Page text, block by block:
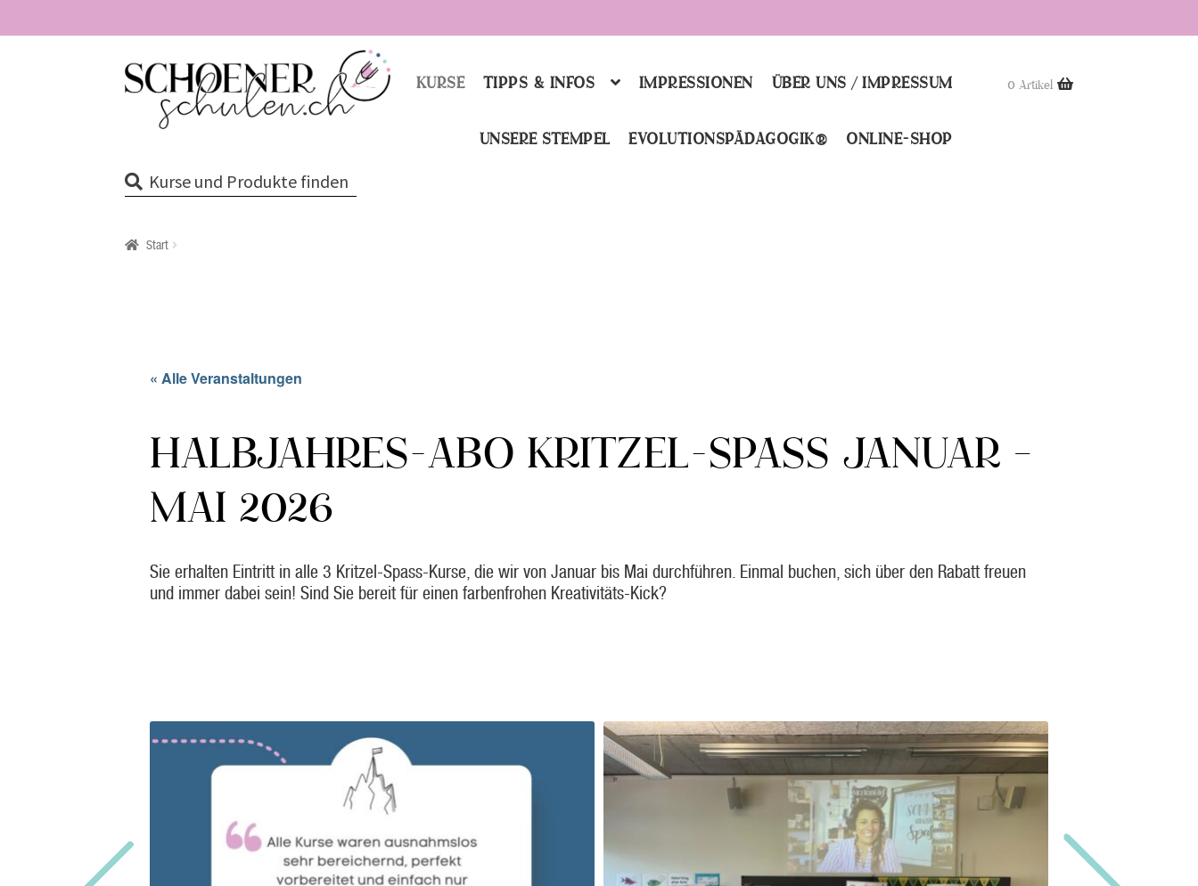
Zur
Navigation
springen
Zum
Inhalt
springen
KURSE TIPPS & INFOS IMPRESSIONEN ÜBER UNS / IMPRESSUM
UNSERE STEMPEL EVOLUTIONSPÄDAGOGIK® ONLINE-SHOP
0 Artikel
Kurse und Produkte finden
Start
« Alle Veranstaltungen
HALBJAHRES-ABO KRITZEL-SPASS JANUAR –
MAI 2026
Sie erhalten Eintritt in alle 3 Kritzel-Spass-Kurse, die wir von Januar bis Mai durchführen. Einmal buchen, sich über den Rabatt freuen
und immer dabei sein! Sind Sie bereit für einen farbenfrohen Kreativitäts-Kick?